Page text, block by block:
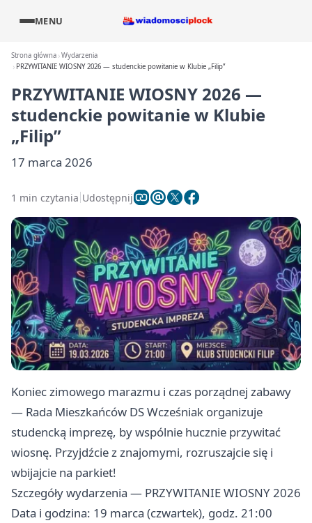
MENU
Strona główna Wydarzenia
PRZYWITANIE WIOSNY 2026 — studenckie powitanie w Klubie „Filip”
PRZYWITANIE WIOSNY 2026 —
studenckie powitanie w Klubie
„Filip”
17 marca 2026
1 min czytania Udostępnij
Koniec zimowego marazmu i czas porządnej zabawy
— Rada Mieszkańców DS Wcześniak organizuje
studencką imprezę, by wspólnie hucznie przywitać
wiosnę. Przyjdźcie z znajomymi, rozruszajcie się i
wbijajcie na parkiet!
Szczegóły wydarzenia — PRZYWITANIE WIOSNY 2026
Data i godzina: 19 marca (czwartek), godz. 21:00